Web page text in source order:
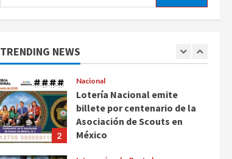
TRENDING NEWS
agosto 7, 2026
1
2
Nacional
Lotería Nacional emite
billete por centenario de la
Asociación de Scouts en
México